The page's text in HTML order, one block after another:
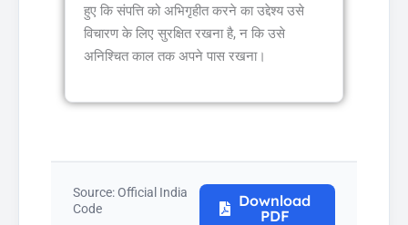
हुए कि संपत्ति को अभिगृहीत करने का उद्देश्य उसे
विचारण के लिए सुरक्षित रखना है, न कि उसे
अनिश्चित काल तक अपने पास रखना।
Source: Official India
Code
Download
PDF